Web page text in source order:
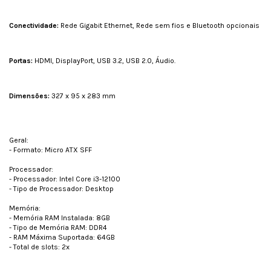
Conectividade: Rede Gigabit Ethernet, Rede sem fios e Bluetooth opcionais
Portas: HDMI, DisplayPort, USB 3.2, USB 2.0, Áudio.
Dimensões: 327 x 95 x 283 mm
Geral:
- Formato: Micro ATX SFF
Processador:
- Processador: Intel Core i3-12100
- Tipo de Processador: Desktop
Memória:
- Memória RAM Instalada: 8GB
- Tipo de Memória RAM: DDR4
- RAM Máxima Suportada: 64GB
- Total de slots: 2x